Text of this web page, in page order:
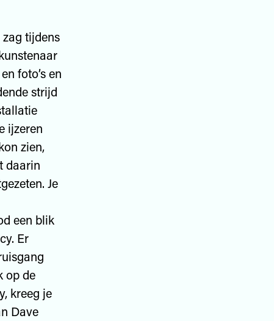
tijdens
foto’s en
strijd
ijzeren
zien,
daarin
Je
een blik
Er
op de
kreeg je
Dave